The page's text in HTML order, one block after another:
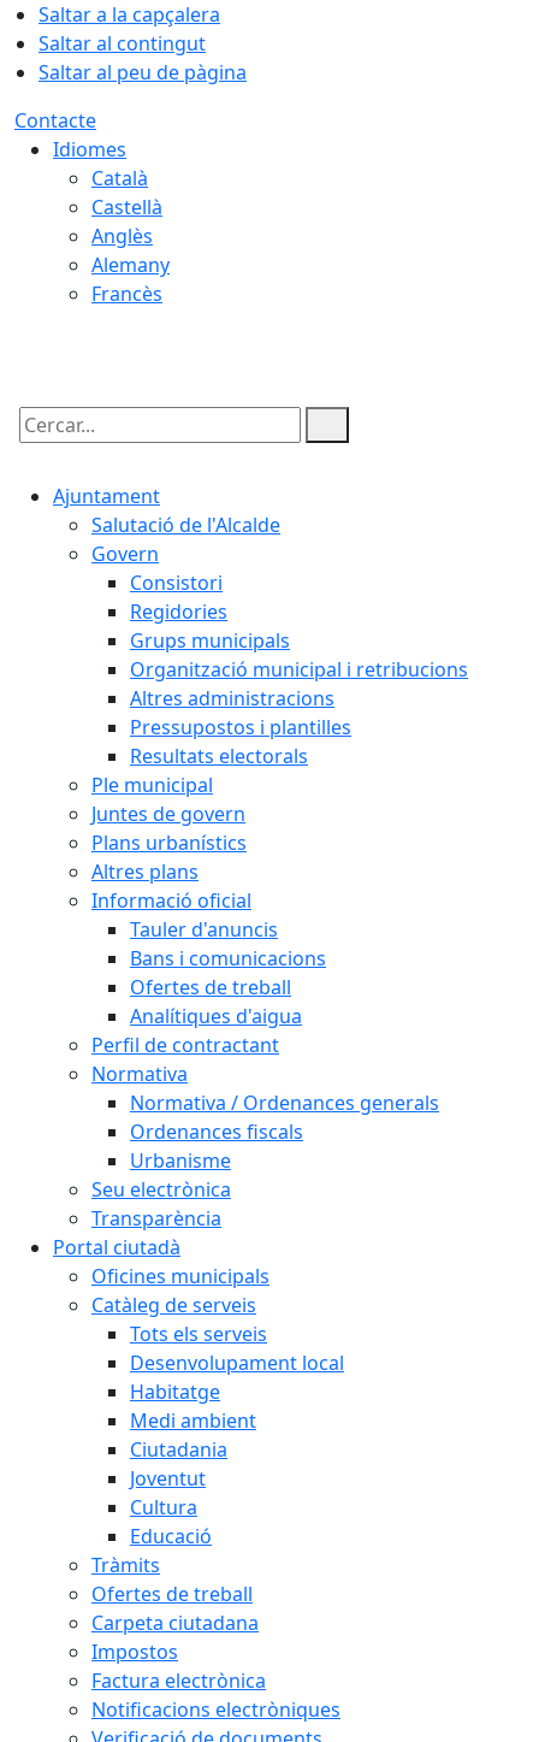
Saltar a la capçalera
Saltar al contingut
Saltar al peu de pàgina
Contacte
Idiomes
Català
Castellà
Anglès
Alemany
Francès
Cercar:
Ajuntament
Salutació de l'Alcalde
Govern
Consistori
Regidories
Grups municipals
Organització municipal i retribucions
Altres administracions
Pressupostos i plantilles
Resultats electorals
Ple municipal
Juntes de govern
Plans urbanístics
Altres plans
Informació oficial
Tauler d'anuncis
Bans i comunicacions
Ofertes de treball
Analítiques d'aigua
Perfil de contractant
Normativa
Normativa / Ordenances generals
Ordenances fiscals
Urbanisme
Seu electrònica
Transparència
Portal ciutadà
Oficines municipals
Catàleg de serveis
Tots els serveis
Desenvolupament local
Habitatge
Medi ambient
Ciutadania
Joventut
Cultura
Educació
Tràmits
Ofertes de treball
Carpeta ciutadana
Impostos
Factura electrònica
Notificacions electròniques